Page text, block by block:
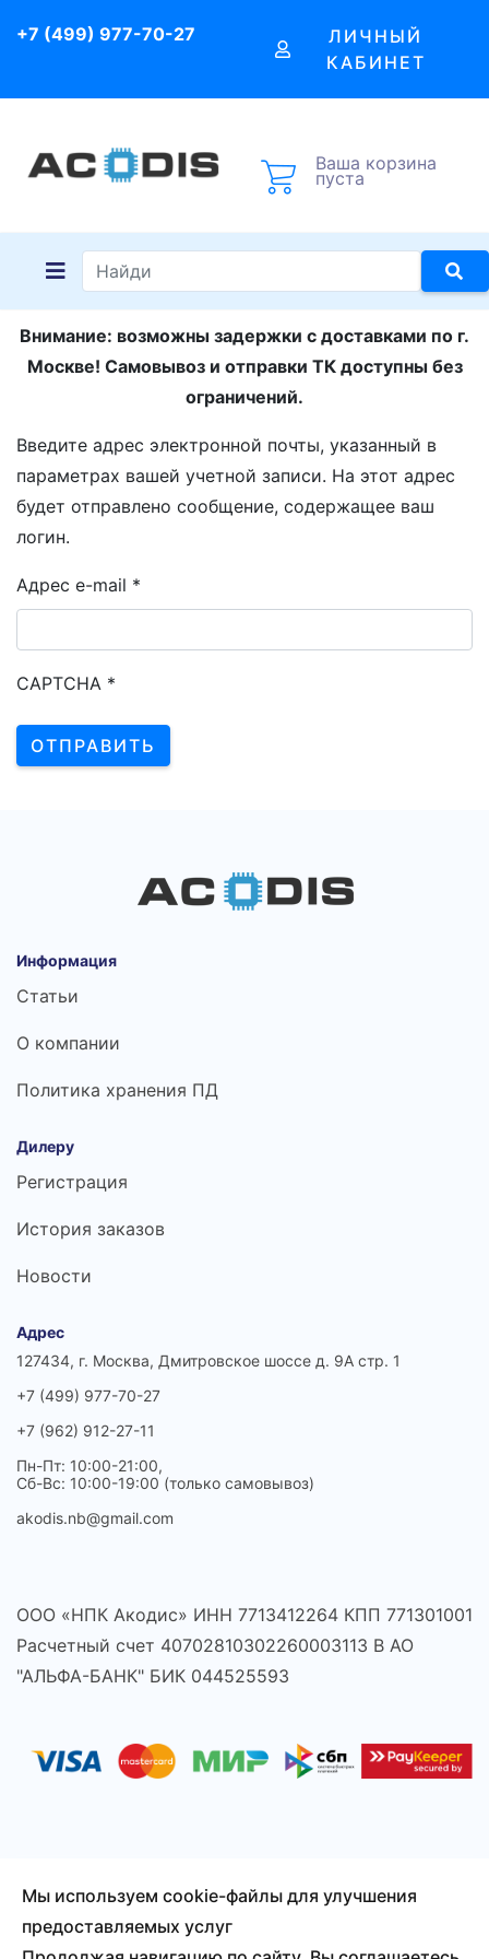
+7 (499) 977-70-27
ЛИЧНЫЙ
КАБИНЕТ
Ваша корзина
пуста
Внимание: возможны задержки с доставками по г.
Москве! Самовывоз и отправки ТК доступны без
ограничений.
Введите адрес электронной почты, указанный в
параметрах вашей учетной записи. На этот адрес
будет отправлено сообщение, содержащее ваш
логин.
Адрес e-mail *
CAPTCHA *
ОТПРАВИТЬ
Информация
Статьи
О компании
Политика хранения ПД
Дилеру
Регистрация
История заказов
Новости
Адрес
127434, г. Москва, Дмитровское шоссе д. 9А стр. 1
+7 (499) 977-70-27
+7 (962) 912-27-11
Пн-Пт: 10:00-21:00,
Сб-Вс: 10:00-19:00 (только самовывоз)
akodis.nb@gmail.com
ООО «НПК Акодис» ИНН 7713412264 КПП 771301001
Расчетный счет 40702810302260003113 В АО
"АЛЬФА-БАНК" БИК 044525593
© 2026 Акодис - продажа компонентов для телефонов,
ноутбуков, планшетов и другой техники.
Мы используем cookie-файлы для улучшения
предоставляемых услуг